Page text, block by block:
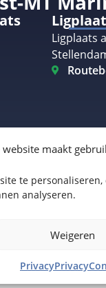
website maakt
te
analyseren.
Weigeren
PrivacyPrivacy
Ligplaats
Elektrisch varen